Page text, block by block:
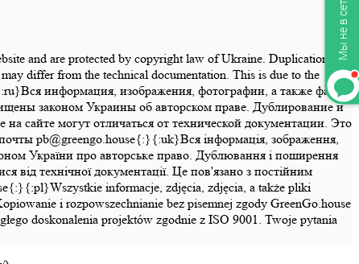
and are protected by copyright law of Ukraine. Duplication and
differ from the technical documentation. This is due to the
информация, изображения, фотографии, а также файлы
законом Украины об авторском праве. Дублирование и
сайте могут отличаться от технической документации. Это
pb@greengo.house{:}{:uk}Вся інформація, зображення,
України про авторське право. Дублювання і поширення
від технічної документації. Це пов'язано з постійним
informacje, zdjęcia, zdjęcia, a także pliki
i rozpowszechnianie bez pisemnej zgody GreenGo.house
doskonalenia projektów zgodnie z ISO 9001. Twoje pytania